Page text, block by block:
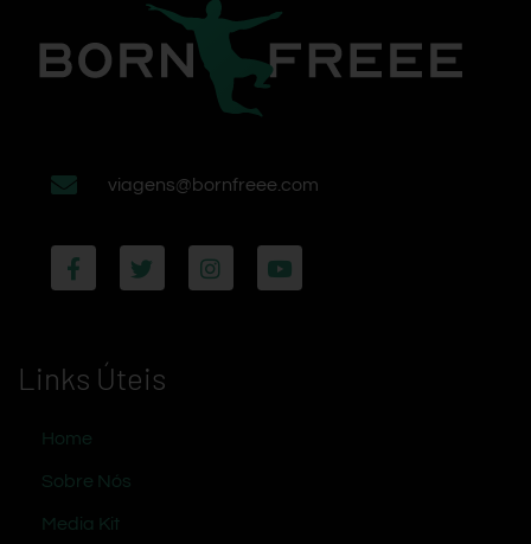
viagens@bornfreee.com
Links Úteis
Home
Sobre Nós
Media Kit